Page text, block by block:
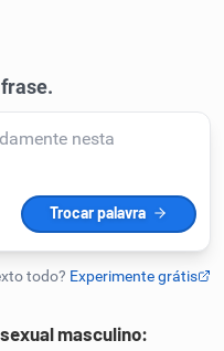
masculino: